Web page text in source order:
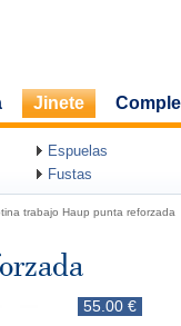
Jinete
Espuelas
Fustas
trabajo Haup punta reforzada
55.00 €